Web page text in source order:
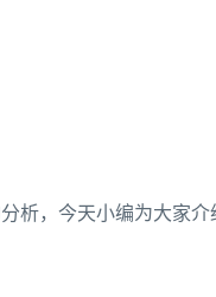
析，今天小编为大家介